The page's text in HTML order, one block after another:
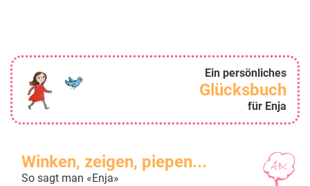
Ein persönliches
Glücksbuch
für Enja
Winken, zeigen, piepen...
So sagt man «Enja»